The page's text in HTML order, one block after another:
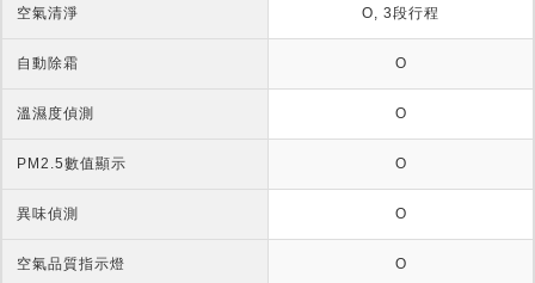
空氣清淨 O, 3段行程
自動除霜 O
溫濕度偵測 O
PM2.5數值顯示 O
異味偵測 O
空氣品質指示燈 O